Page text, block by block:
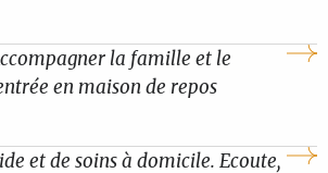
la famille et le
en maison de repos
et de soins à domicile. Ecoute,